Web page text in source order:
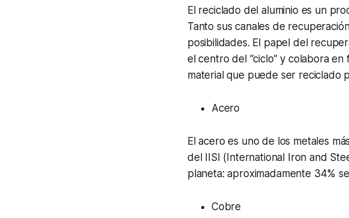
El reciclado del aluminio es un
Tanto sus canales de
posibilidades. El papel del
el centro del “ciclo” y colabora
material que puede ser reciclado
Acero
El acero es uno de los metales
del IISI (International Iron and
planeta: aproximadamente 34%
Cobre